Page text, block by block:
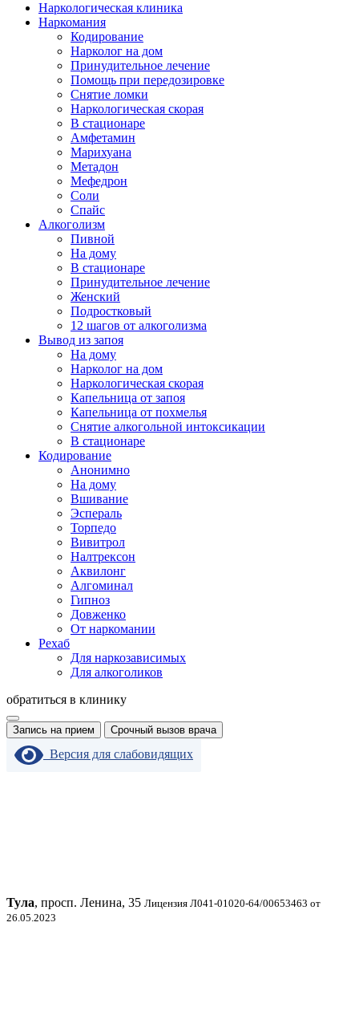
Наркологическая клиника
Наркомания
Кодирование
Нарколог на дом
Принудительное лечение
Помощь при передозировке
Снятие ломки
Наркологическая скорая
В стационаре
Амфетамин
Марихуана
Метадон
Мефедрон
Соли
Спайс
Алкоголизм
Пивной
На дому
В стационаре
Принудительное лечение
Женский
Подростковый
12 шагов от алкоголизма
Вывод из запоя
На дому
Нарколог на дом
Наркологическая скорая
Капельница от запоя
Капельница от похмелья
Снятие алкогольной интоксикации
В стационаре
Кодирование
Анонимно
На дому
Вшивание
Эспераль
Торпедо
Вивитрол
Налтрексон
Аквилонг
Алгоминал
Гипноз
Довженко
От наркомании
Рехаб
Для наркозависимых
Для алкоголиков
обратиться в клинику
Запись на прием Срочный вызов врача
Версия для слабовидящих
Тула, просп. Ленина, 35 Лицензия Л041-01020-64/00653463 от
26.05.2023